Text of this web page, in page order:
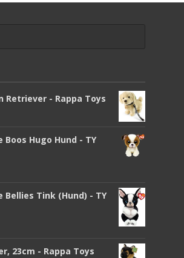
Retriever - Rappa Toys
Boos Hugo Hund - TY
Bellies Tink (Hund) - TY
23cm - Rappa Toys